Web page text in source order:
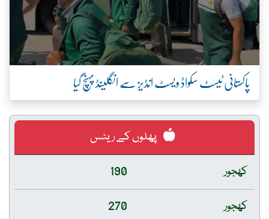
پاکستانی ٹیسٹ سکواڈ ویسٹ انڈیز سے انگلینڈ پہنچ گیا
پھلوں کے ریٹس
کھجور
190
کھجور
270